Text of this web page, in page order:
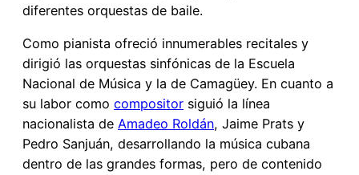
diferentes orquestas de baile.
Como pianista ofreció innumerables recitales y
dirigió las orquestas sinfónicas de la Escuela
Nacional de Música y la de Camagüey. En cuanto a
su labor como compositor siguió la línea
nacionalista de Amadeo Roldán, Jaime Prats y
Pedro Sanjuán, desarrollando la música cubana
dentro de las grandes formas, pero de contenido